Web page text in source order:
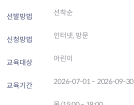
선발방법 선착순
신청방법 인터넷, 방문
교육대상 어린이
교육기간 2026-07-01 ~ 2026-09-30